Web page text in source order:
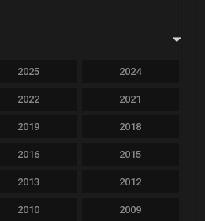
2025 2024
2022 2021
2019 2018
2016 2015
2013 2012
2010 2009